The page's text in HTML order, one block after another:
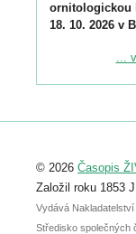
ornitologickou
18. 10. 2026 v
Podrobnější
Registrovat se
abstraktu
posteru je už
...
© 2026 Časopis
Založil roku 1853
Vydává Nakladatelství
Středisko společných